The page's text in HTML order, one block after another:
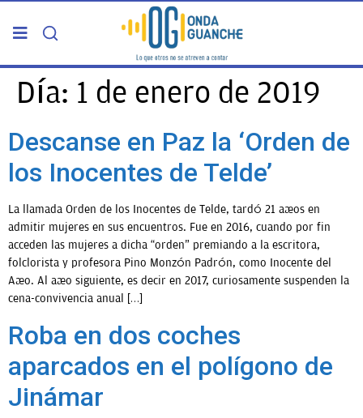
PORTADA
TELDE
GRAN CANARIA
CANARIAS
5ª COLUMNA
ENTREVISTAS
OPINIÓN
Día: 1 de enero de 2019
Descanse en Paz la ‘Orden de
los Inocentes de Telde’
La llamada Orden de los Inocentes de Telde, tardó 21 años en
admitir mujeres en sus encuentros. Fue en 2016, cuando por fin
acceden las mujeres a dicha “orden” premiando a la escritora,
folclorista y profesora Pino Monzón Padrón, como Inocente del
Año. Al año siguiente, es decir en 2017, curiosamente suspenden la
cena-convivencia anual […]
Roba en dos coches
aparcados en el polígono de
Jinámar